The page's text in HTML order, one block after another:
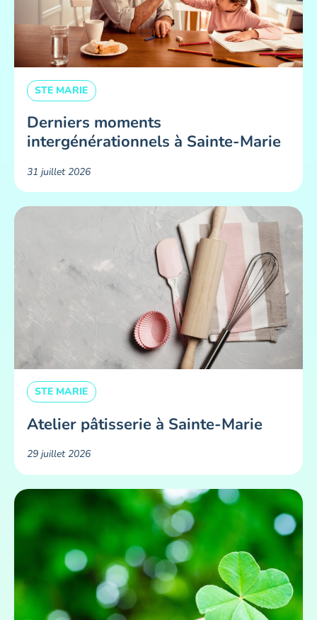
STE MARIE
Derniers moments
intergénérationnels à Sainte-Marie
31 juillet 2026
STE MARIE
Atelier pâtisserie à Sainte-Marie
29 juillet 2026